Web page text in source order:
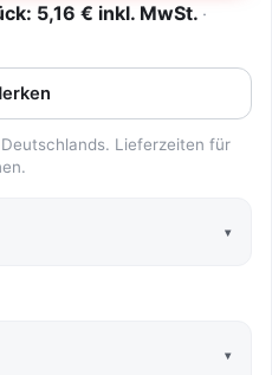
5,16 € inkl. MwSt.
Lieferzeiten für